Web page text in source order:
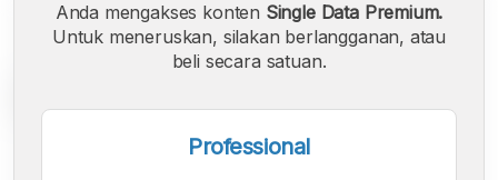
Anda mengakses konten Single Data Premium.
Untuk meneruskan, silakan berlangganan, atau
beli secara satuan.
Professional